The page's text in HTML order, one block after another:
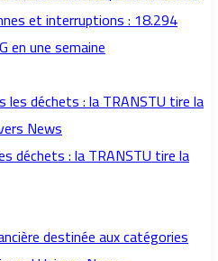
et interruptions : 18.294
en une semaine
déchets : la TRANSTU tire la